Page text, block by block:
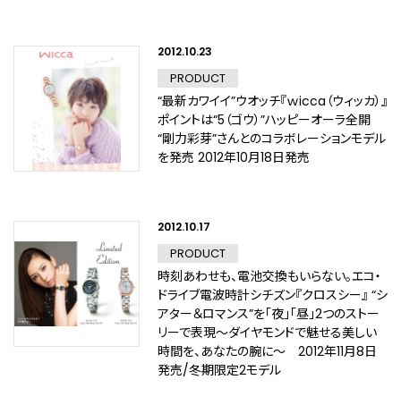
2012.10.23
PRODUCT
“最新カワイイ”ウオッチ『ｗicca（ウィッカ）』
ポイントは“5（ゴウ）”ハッピーオーラ全開
“剛力彩芽”さんとのコラボレーションモデル
を発売 2012年10月18日発売
2012.10.17
PRODUCT
時刻あわせも、電池交換もいらない。エコ・
ドライブ電波時計シチズン『クロスシー』 “シ
アター＆ロマンス”を「夜」「昼」2つのストー
リーで表現～ダイヤモンドで魅せる美しい
時間を、あなたの腕に～ 2012年11月8日
発売/冬期限定2モデル